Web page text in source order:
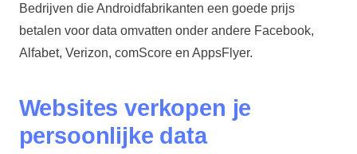
Bedrijven die Androidfabrikanten een goede prijs
betalen voor data omvatten onder andere Facebook,
Alfabet, Verizon, comScore en AppsFlyer.
Websites verkopen je
persoonlijke data